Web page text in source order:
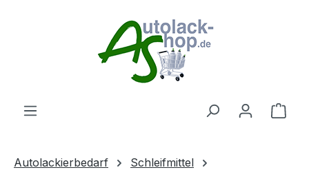
Autolackierbedarf
Schleifmittel